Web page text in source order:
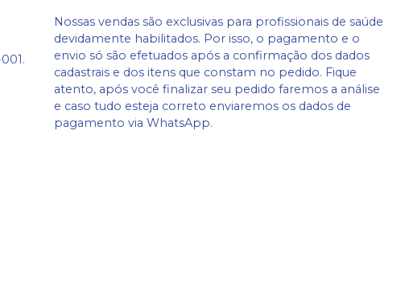
Nossas vendas são exclusivas para profissionais de saúde
devidamente habilitados. Por isso, o pagamento e o
envio só são efetuados após a confirmação dos dados
cadastrais e dos itens que constam no pedido. Fique
atento, após você finalizar seu pedido faremos a análise
e caso tudo esteja correto enviaremos os dados de
pagamento via WhatsApp.